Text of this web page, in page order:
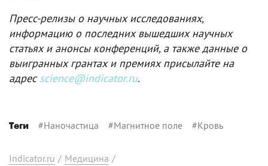
Пресс-релизы о научных исследованиях,
информацию о последних вышедших научных
статьях и анонсы конференций, а также данные о
выигранных грантах и премиях присылайте на
адресscience@indicator.ru.
Теги #Наночастица #Магнитное поле #Кровь
Indicator.ru / Медицина /